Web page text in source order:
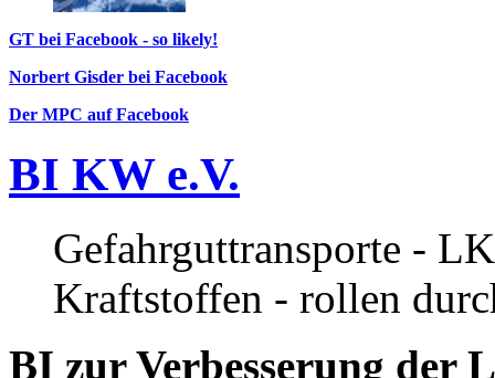
GT bei Facebook - so likely!
Norbert Gisder bei Facebook
Der MPC auf Facebook
BI KW e.V.
Gefahrguttransporte -
Kraftstoffen - rollen
BI zur Verbesserung der